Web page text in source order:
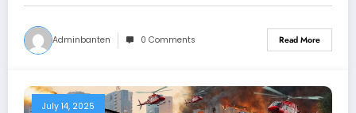
Adminbanten 0 Comments Read More
July 14, 2025